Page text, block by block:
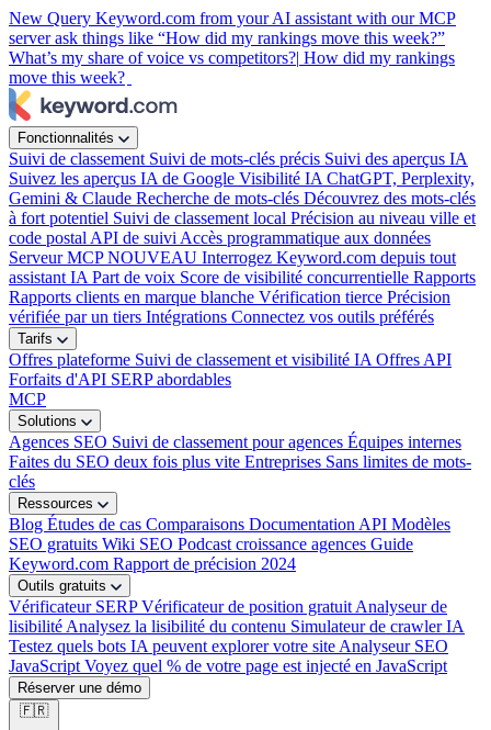
New Query Keyword.com from your AI assistant with our MCP
server ask things like “How did my rankings move this week?”
What’s my share of voice vs competitors?| How did my rankings
move this week?
Fonctionnalités
Suivi de classement Suivi de mots-clés précis Suivi des aperçus IA
Suivez les aperçus IA de Google Visibilité IA ChatGPT, Perplexity,
Gemini & Claude Recherche de mots-clés Découvrez des mots-clés
à fort potentiel Suivi de classement local Précision au niveau ville et
code postal API de suivi Accès programmatique aux données
Serveur MCPNOUVEAU Interrogez Keyword.com depuis tout
assistant IA Part de voix Score de visibilité concurrentielle Rapports
Rapports clients en marque blanche Vérification tierce Précision
vérifiée par un tiers Intégrations Connectez vos outils préférés
Tarifs
Offres plateforme Suivi de classement et visibilité IA Offres API
Forfaits d'API SERP abordables
MCP
Solutions
Agences SEO Suivi de classement pour agences Équipes internes
Faites du SEO deux fois plus vite Entreprises Sans limites de mots-
clés
Ressources
Blog Études de cas Comparaisons Documentation API Modèles
SEO gratuits Wiki SEO Podcast croissance agences Guide
Keyword.com Rapport de précision 2024
Outils gratuits
Vérificateur SERPVérificateur de position gratuit Analyseur de
lisibilité Analysez la lisibilité du contenu Simulateur de crawler IA
Testez quels bots IA peuvent explorer votre site Analyseur SEO
JavaScript Voyez quel % de votre page est injecté en JavaScript
Réserver une démo
🇫🇷